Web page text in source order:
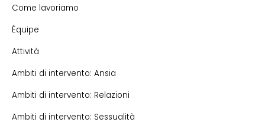
Come lavoriamo
Équipe
Attività
Ambiti di intervento: Ansia
Ambiti di intervento: Relazioni
Ambiti di intervento: Sessualità